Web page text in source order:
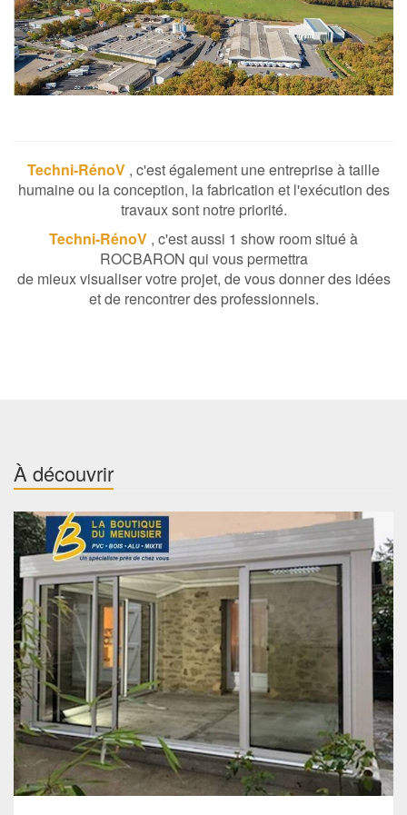
Techni-RénoV , c'est également une entreprise à taille
humaine ou la conception, la fabrication et l'exécution des
travaux sont notre priorité.
Techni-RénoV , c'est aussi 1 show room situé à
ROCBARON qui vous permettra
de mieux visualiser votre projet, de vous donner des idées
et de rencontrer des professionnels.
À découvrir